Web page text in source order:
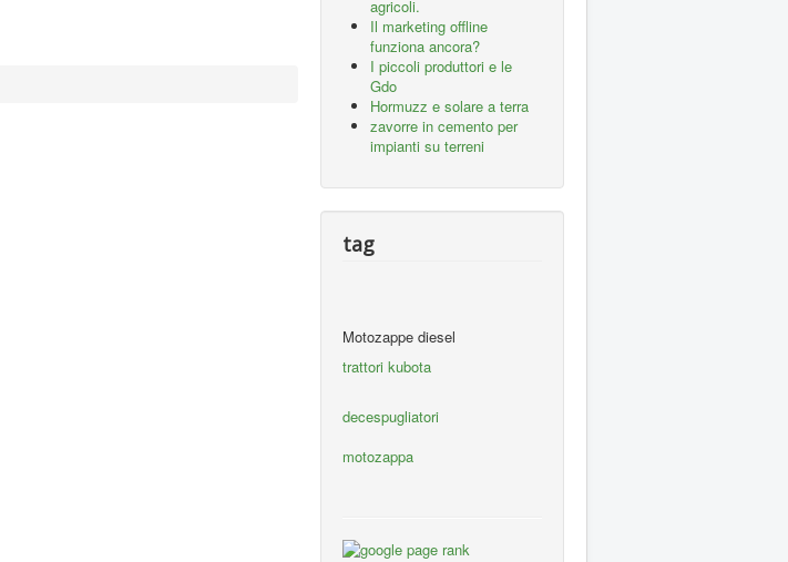
agricoli.
Il marketing offline
funziona ancora?
I piccoli produttori e le
Gdo
Hormuzz e solare a terra
zavorre in cemento per
impianti su terreni
tag
Motozappe diesel
trattori kubota
decespugliatori
motozappa